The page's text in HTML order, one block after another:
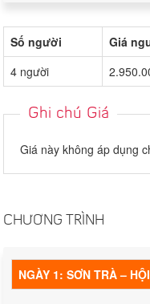
Số người Giá
4 người
Ghi chú Giá
Giá này không áp dụng
CHƯƠNG TRÌNH
NGÀY 1: SƠN TRÀ –